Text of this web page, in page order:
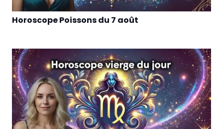
Horoscope Poissons du 7 août